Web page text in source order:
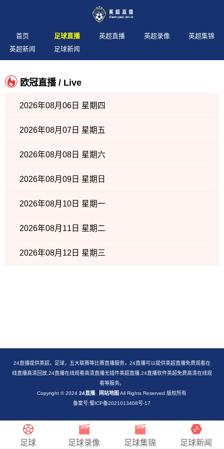
首页 足球直播 英超直播 英超录像
英超集锦
英超新闻
足球新闻
欧冠直播 / Live
2026年08月06日 星期四
2026年08月07日 星期五
2026年08月08日 星期六
2026年08月09日 星期日
2026年08月10日 星期一
2026年08月11日 星期二
2026年08月12日 星期三
24直播提供英超，足球，五大联赛等比赛直播服务，24直播可以提供英超直播免费观看在
线直播高清回放,24直播在线观看高清直播无插件英超直播,24直播软件英超免费高清在线观
看等服务。
Copyright © 202424直播 网站地图 All Rights Reserved 版权所有
备案号:蜀ICP备2021013408号-17
足球 足球录像 足球集锦 足球新闻